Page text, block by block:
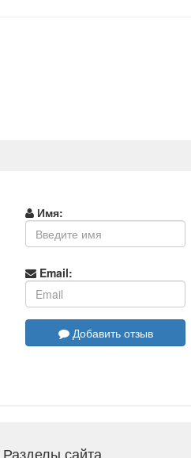
Имя:
Email:
Добавить отзыв
Разделы сайта